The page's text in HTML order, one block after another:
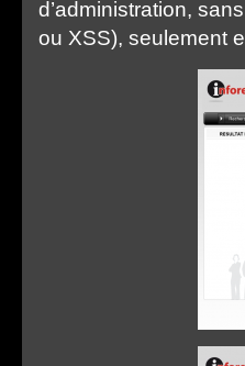
d’administration,
ou XSS), seulement